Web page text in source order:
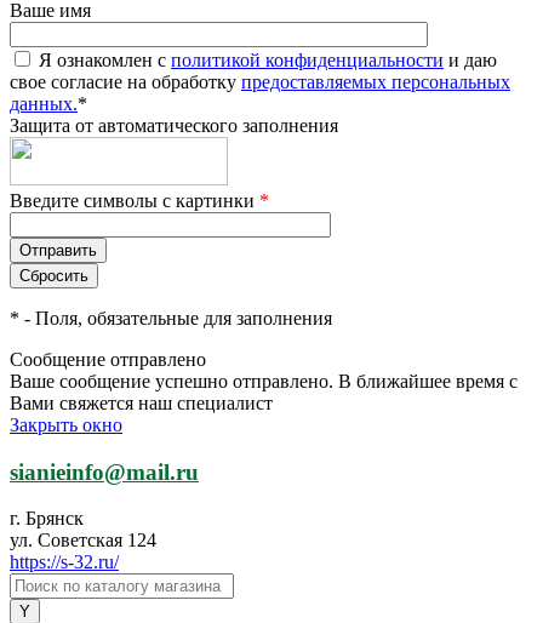
Ваше имя
Я ознакомлен с политикой конфиденциальности и даю
свое согласие на обработку предоставляемых персональных
данных.*
Защита от автоматического заполнения
Введите символы с картинки *
* - Поля, обязательные для заполнения
Сообщение отправлено
Ваше сообщение успешно отправлено. В ближайшее время с
Вами свяжется наш специалист
Закрыть окно
sianieinfo@mail.ru
г. Брянск
ул. Советская 124
https://s-32.ru/